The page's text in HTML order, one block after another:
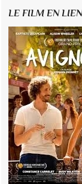
LE FILM EN